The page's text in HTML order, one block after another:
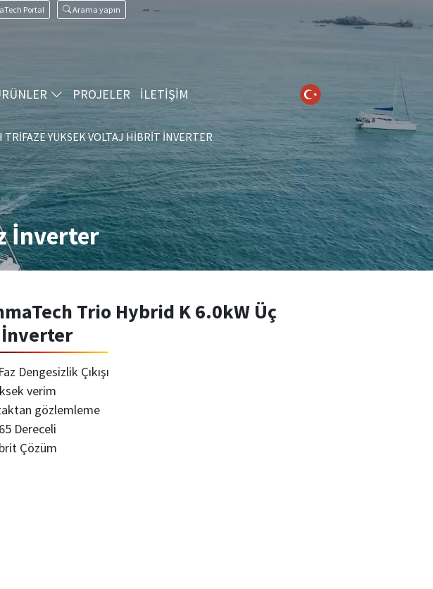
Portal Arama yapın
PROJELER İLETİŞİM
TRIFAZE YÜKSEK VOLTAJ HIBRIT İNVERTER
İnverter
Trio Hybrid K 6.0kW Üç
İnverter
Dengesizlik Çıkışı
verim
gözlemleme
Dereceli
Çözüm